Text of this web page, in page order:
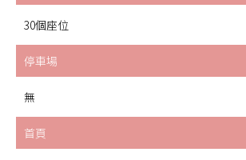
30個座位
停車場
無
首頁